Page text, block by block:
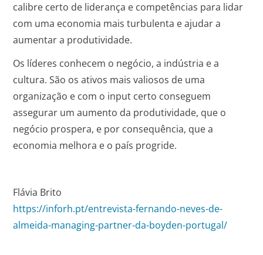
calibre certo de liderança e competências para lidar
com uma economia mais turbulenta e ajudar a
aumentar a produtividade.
Os líderes conhecem o negócio, a indústria e a
cultura. São os ativos mais valiosos de uma
organização e com o input certo conseguem
assegurar um aumento da produtividade, que o
negócio prospera, e por consequência, que a
economia melhora e o país progride.
Flávia Brito
https://inforh.pt/entrevista-fernando-neves-de-
almeida-managing-partner-da-boyden-portugal/